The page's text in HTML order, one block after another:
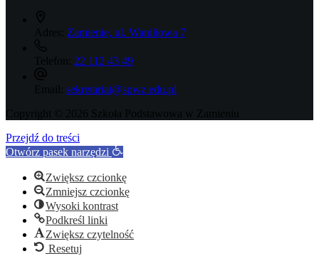
Adres: Zamienie, ul. Waniliowa 7
Telefon: 22 112 43 49
Email: sekretariat@spwz.edu.pl
Copyright © 2026 Szkoła Podstawowa w Zamieniu
Przejdź do treści
Otwórz pasek narzędzi
Zwiększ czcionkę
Zmniejsz czcionkę
Wysoki kontrast
Podkreśl linki
Zwiększ czytelność
Resetuj